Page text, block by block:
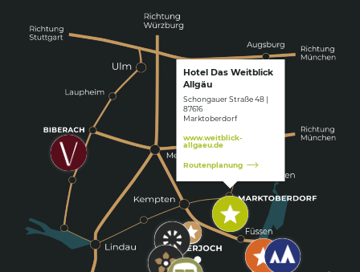
Hotel Das Weitblick
Allgäu
Schongauer Straße 48 |
87616
Marktoberdorf
www.weitblick-
allgaeu.de
Routenplanung